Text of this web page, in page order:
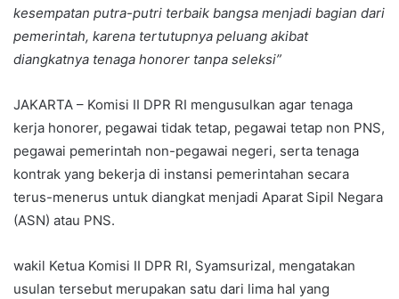
kesempatan putra-putri terbaik bangsa menjadi bagian dari
pemerintah, karena tertutupnya peluang akibat
diangkatnya tenaga honorer tanpa seleksi”
JAKARTA – Komisi II DPR RI mengusulkan agar tenaga
kerja honorer, pegawai tidak tetap, pegawai tetap non PNS,
pegawai pemerintah non-pegawai negeri, serta tenaga
kontrak yang bekerja di instansi pemerintahan secara
terus-menerus untuk diangkat menjadi Aparat Sipil Negara
(ASN) atau PNS.
wakil Ketua Komisi II DPR RI, Syamsurizal, mengatakan
usulan tersebut merupakan satu dari lima hal yang